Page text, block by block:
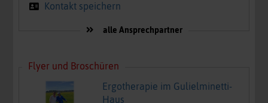
Kontakt speichern
alle Ansprechpartner
Flyer und Broschüren
Ergotherapie im Gulielminetti-
Haus